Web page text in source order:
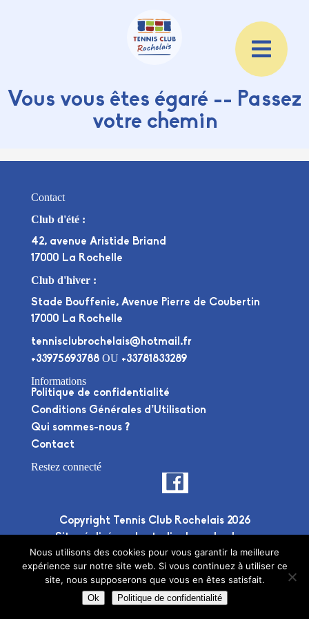
Vous vous êtes égaré -- Passez
votre chemin
Contact
Club d'été :
42, avenue Aristide Briand
17000 La Rochelle
Club d'hiver :
Stade Bouffenie, Avenue Pierre de Coubertin
17000 La Rochelle
tennisclubrochelais@hotmail.fr
+33975693788OU +33781833289
Informations
Politique de confidentialité
Conditions Générales d’Utilisation
Qui sommes-nous ?
Contact
Restez connecté
Copyright Tennis Club Rochelais 2026
Site réalisé par lestudio deuxplusdeux
Nous utilisons des cookies pour vous garantir la meilleure
expérience sur notre site web. Si vous continuez à utiliser ce
site, nous supposerons que vous en êtes satisfait.
Ok Politique de confidentialité